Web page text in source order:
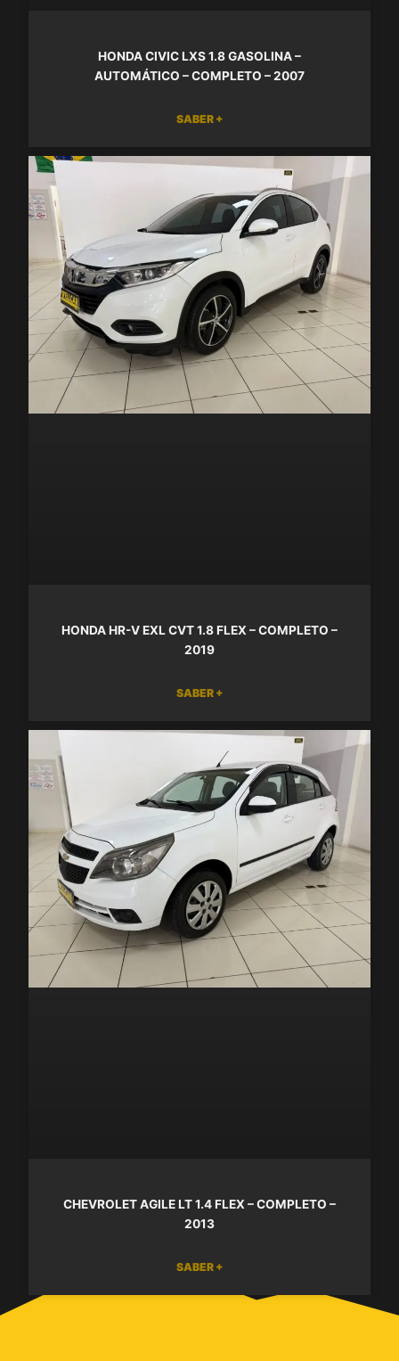
HONDA CIVIC LXS 1.8 GASOLINA –
AUTOMÁTICO – COMPLETO – 2007
SABER +
HONDA HR-V EXL CVT 1.8 FLEX – COMPLETO –
2019
SABER +
CHEVROLET AGILE LT 1.4 FLEX – COMPLETO –
2013
SABER +